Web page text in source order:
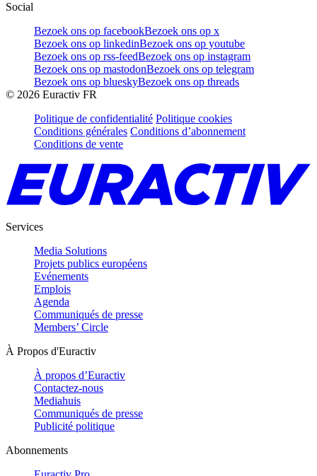
Social
Bezoek ons op facebookBezoek ons op x
Bezoek ons op linkedinBezoek ons op youtube
Bezoek ons op rss-feedBezoek ons op instagram
Bezoek ons op mastodonBezoek ons op telegram
Bezoek ons op blueskyBezoek ons op threads
© 2026 Euractiv FR
Politique de confidentialité Politique cookies
Conditions générales Conditions d’abonnement
Conditions de vente
Services
Media Solutions
Projets publics européens
Evénements
Emplois
Agenda
Communiqués de presse
Members’ Circle
À Propos d'Euractiv
À propos d’Euractiv
Contactez-nous
Mediahuis
Communiqués de presse
Publicité politique
Abonnements